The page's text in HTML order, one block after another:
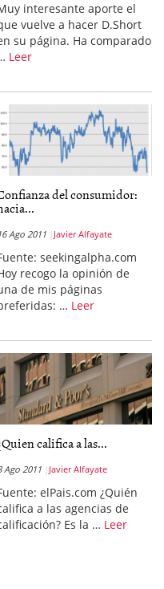
interesante aporte el
vuelve a hacer D.Short
su página. Ha comparado
Leer
del consumidor:
Ago 2011 Javier Alfayate
seekingalpha.com
recogo la opinión de
de mis páginas
… Leer
califica a las...
Ago 2011 Javier Alfayate
elPais.com ¿Quién
a las agencias de
Es la … Leer